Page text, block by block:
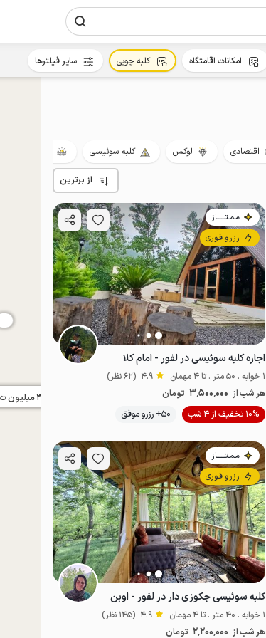
3.7میلیون ت
اقتصادی لوکس کلبه سوئیسی
از برترین
موقعیت در نقشه
موقعیت در نقشه
مـمـتــــــاز
رزرو فوری
اجاره کلبه سوئیسی در لفور - امام کلا
1 خوابه . 50 متر . تا 4 مهمان 4.9 (62 نظر)
هر شب از 3٬500٬000 تومان
10% تخفیف از 4 شب
50+ رزرو موفق موقعیت
مـمـتــــــاز
رزرو فوری
کلبه سوئیسی جکوزی دار در لفور - اوبن
1 خوابه . 40 متر . تا 4 مهمان 4.9 (145 نظر)
هر شب از 2٬200٬000 تومان
امکانات اقامتگاه کلبه چوبی سایر فیلترها